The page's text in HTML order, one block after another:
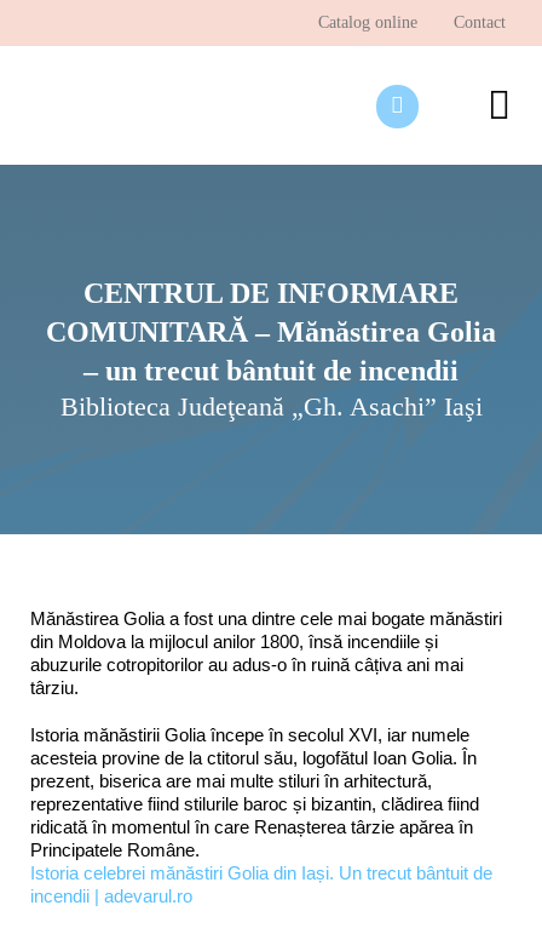
Catalog online Contact
CENTRUL DE INFORMARE
COMUNITARĂ – Mănăstirea Golia
– un trecut bântuit de incendii
Biblioteca Judeţeană „Gh. Asachi” Iaşi
Mănăstirea Golia a fost una dintre cele mai bogate mănăstiri
din Moldova la mijlocul anilor 1800, însă incendiile și
abuzurile cotropitorilor au adus-o în ruină câțiva ani mai
târziu.
Istoria mănăstirii Golia începe în secolul XVI, iar numele
acesteia provine de la ctitorul său, logofătul Ioan Golia. În
prezent, biserica are mai multe stiluri în arhitectură,
reprezentative fiind stilurile baroc și bizantin, clădirea fiind
ridicată în momentul în care Renașterea târzie apărea în
Principatele Române.
Istoria celebrei mănăstiri Golia din Iași. Un trecut bântuit de
incendii | adevarul.ro